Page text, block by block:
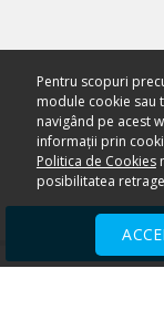
Pentru scopuri
module cookie sau
navigând pe acest
informații prin
Politica de Cookies
posibilitatea